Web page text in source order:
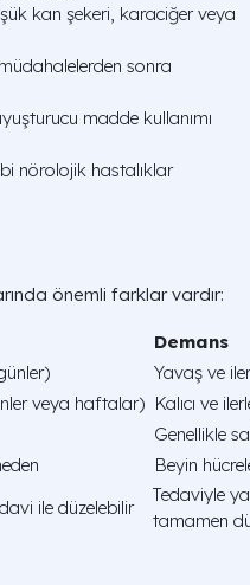
kan şekeri, karaciğer veya
sonra
madde kullanımı
nörolojik hastalıklar
önemli farklar vardır:
Demans
Yavaş ve
veya haftalar) Kalıcı ve
Genellikle
Beyin
ile düzelebilir
Tedaviyle
tamamen